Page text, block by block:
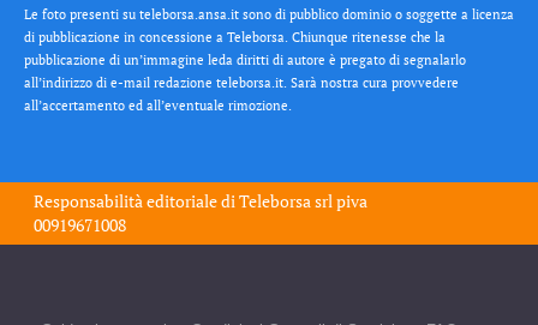
Le foto presenti su teleborsa.ansa.it sono di pubblico dominio o soggette a licenza
di pubblicazione in concessione a Teleborsa. Chiunque ritenesse che la
pubblicazione di un’immagine leda diritti di autore è pregato di segnalarlo
all’indirizzo di e-mail redazione teleborsa.it. Sarà nostra cura provvedere
all’accertamento ed all’eventuale rimozione.
Responsabilità editoriale diTeleborsa srl piva
00919671008